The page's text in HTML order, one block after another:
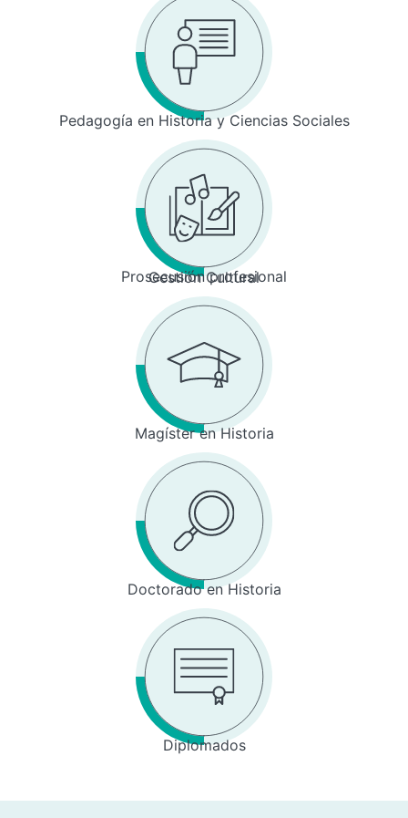
Pedagogía en Historia y Ciencias Sociales
Prosecusión profesional
Gestión Cultural
Magíster en Historia
Doctorado en Historia
Diplomados